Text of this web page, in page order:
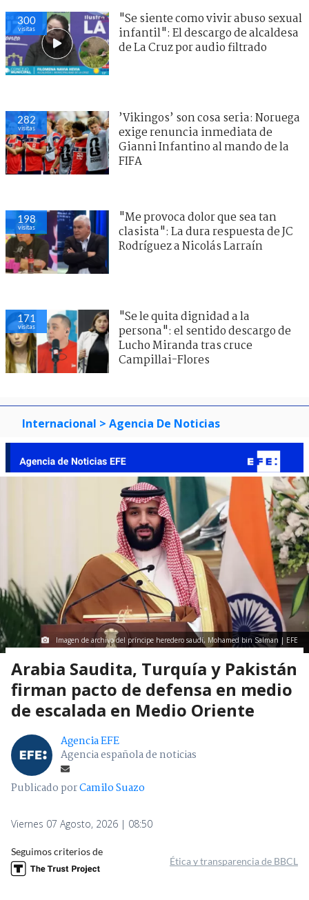
300
visitas
"Se siente como vivir abuso sexual
infantil": El descargo de alcaldesa
de La Cruz por audio filtrado
282
visitas
’Vikingos’ son cosa seria: Noruega
exige renuncia inmediata de
Gianni Infantino al mando de la
FIFA
198
visitas
"Me provoca dolor que sea tan
clasista": La dura respuesta de JC
Rodríguez a Nicolás Larraín
171
visitas
"Se le quita dignidad a la
persona": el sentido descargo de
Lucho Miranda tras cruce
Campillai-Flores
Internacional > Agencia De Noticias
Imagen de archivo del príncipe heredero saudí, Mohamed bin Salman | EFE
Arabia Saudita, Turquía y Pakistán
firman pacto de defensa en medio
de escalada en Medio Oriente
Agencia EFE
Agencia española de noticias
Publicado porCamilo Suazo
Viernes 07 Agosto, 2026 | 08:50
Seguimos criterios de
Ética y transparencia de BBCL